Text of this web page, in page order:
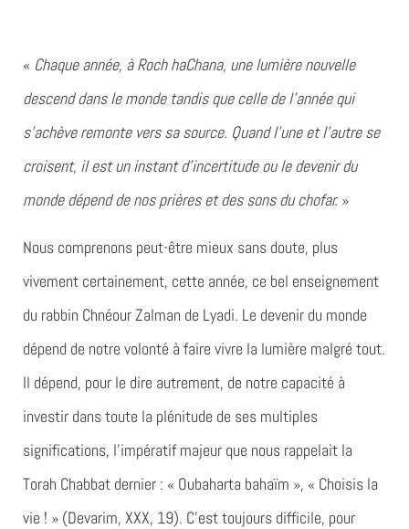
« Chaque année, à Roch haChana, une lumière nouvelle
descend dans le monde tandis que celle de l’année qui
s’achève remonte vers sa source. Quand l’une et l’autre se
croisent, il est un instant d’incertitude ou le devenir du
monde dépend de nos prières et des sons du chofar. »
Nous comprenons peut-être mieux sans doute, plus
vivement certainement, cette année, ce bel enseignement
du rabbin Chnéour Zalman de Lyadi. Le devenir du monde
dépend de notre volonté à faire vivre la lumière malgré tout.
Il dépend, pour le dire autrement, de notre capacité à
investir dans toute la plénitude de ses multiples
significations, l’impératif majeur que nous rappelait la
Torah Chabbat dernier : « Oubaharta bahaïm », « Choisis la
vie ! » (Devarim, XXX, 19). C’est toujours difficile, pour